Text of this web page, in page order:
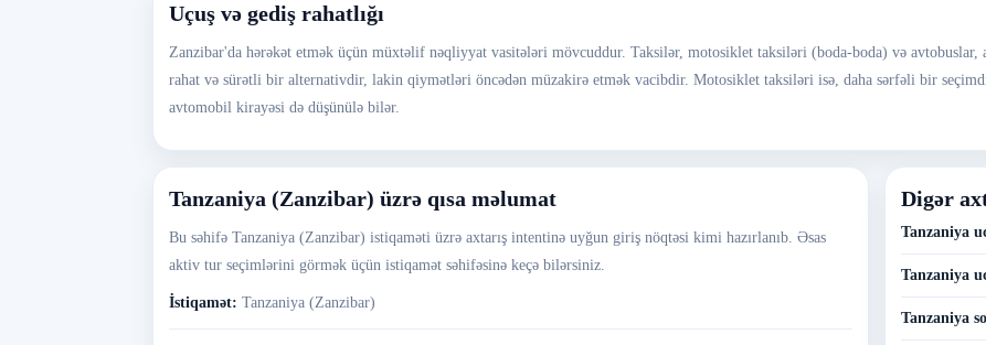
Uçuş və gediş rahatlığı
Zanzibar'da hərəkət etmək üçün müxtəlif nəqliyyat vasitələri mövcuddur. Taksilər, motosiklet taksiləri (boda-boda) və avtobuslar,
rahat və sürətli bir alternativdir, lakin qiymətləri öncədən müzakirə etmək vacibdir. Motosiklet taksiləri isə, daha sərfəli bir
avtomobil kirayəsi də düşünülə bilər.
Tanzaniya (Zanzibar) üzrə qısa məlumat
Bu səhifə Tanzaniya (Zanzibar) istiqaməti üzrə axtarış intentinə uyğun giriş nöqtəsi kimi hazırlanıb. Əsas
aktiv tur seçimlərini görmək üçün istiqamət səhifəsinə keçə bilərsiniz.
İstiqamət: Tanzaniya (Zanzibar)
Digər
Tanzaniya
Tanzaniya
Tanzaniya